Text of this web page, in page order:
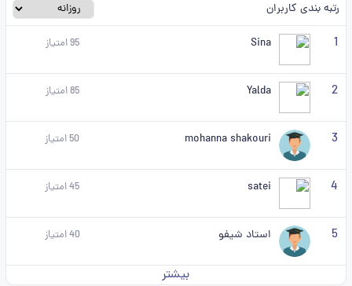
رتبه بندی کاربران
1
Sina
95امتیاز
2
Yalda
85امتیاز
3
mohanna shakouri
50امتیاز
4
satei
45امتیاز
5 استاد شیفو 40امتیاز
بیشتر